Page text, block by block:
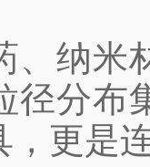
纳米材
径分布
更是